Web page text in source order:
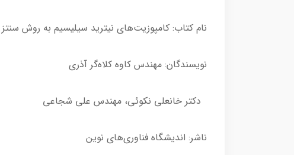
نام کتاب: کامپوزیت‌های نیترید سیلیسیم به روش
نویسندگان: مهندس کاوه کلاه‌گر آذری
دکتر خانعلی نکوئی، مهندس علی شجاعی
ناشر: اندیشگاه فناوری‌های نوین